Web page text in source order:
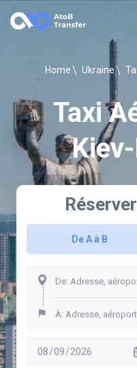
Home Ukraine
Taxi
De A à B